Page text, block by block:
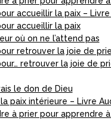
accueillir la paix –
accueillir la paix
où on ne l’attend pas
retrouver la joie de
retrouver la joie de
le don de Dieu
paix intérieure – Livre
à prier pour apprendre